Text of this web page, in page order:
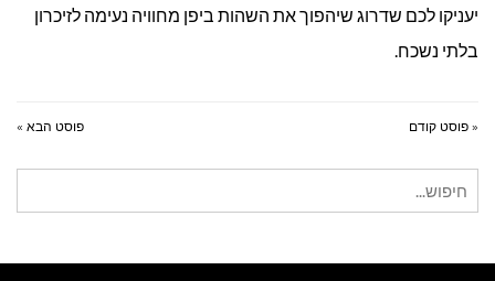
יעניקו לכם שדרוג שיהפוך את השהות ביפן מחוויה נעימה לזיכרון
בלתי נשכח.
« פוסט קודם פוסט הבא »
עבור: